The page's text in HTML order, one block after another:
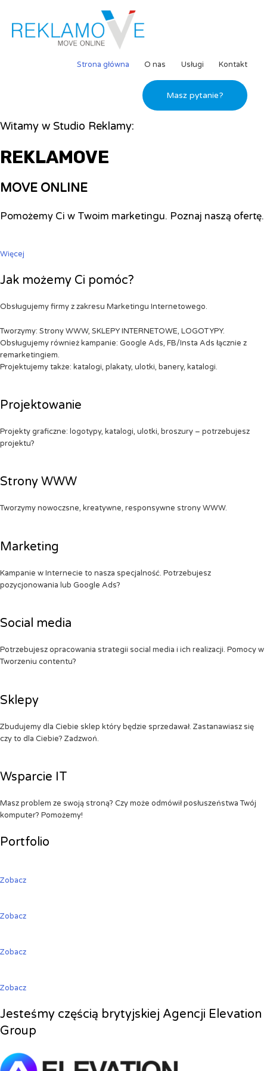
Strona główna O nas Usługi Kontakt
Masz pytanie?
Witamy w Studio Reklamy:
REKLAMOVE
MOVE ONLINE
Pomożemy Ci w Twoim marketingu. Poznaj naszą ofertę.
Więcej
Jak możemy Ci pomóc?
Obsługujemy firmy z zakresu Marketingu Internetowego.
Tworzymy: Strony WWW, SKLEPY INTERNETOWE, LOGOTYPY.
Obsługujemy również kampanie: Google Ads, FB/Insta Ads łącznie z
remarketingiem.
Projektujemy także: katalogi, plakaty, ulotki, banery, katalogi.
Projektowanie
Projekty graficzne: logotypy, katalogi, ulotki, broszury – potrzebujesz
projektu?
Strony WWW
Tworzymy nowoczsne, kreatywne, responsywne strony WWW.
Marketing
Kampanie w Internecie to nasza specjalność. Potrzebujesz
pozycjonowania lub Google Ads?
Social media
Potrzebujesz opracowania strategii social media i ich realizacji. Pomocy w
Tworzeniu contentu?
Sklepy
Zbudujemy dla Ciebie sklep który będzie sprzedawał. Zastanawiasz się
czy to dla Ciebie? Zadzwoń.
Wsparcie IT
Masz problem ze swoją stroną? Czy może odmówił posłuszeństwa Twój
komputer? Pomożemy!
Portfolio
Zobacz
Zobacz
Zobacz
Zobacz
Jesteśmy częścią brytyjskiej Agencji Elevation
Group